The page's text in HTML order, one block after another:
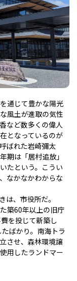
通じて豊かな陽光
風土が進取の気性
など数多くの偉人
となっているのが
ばれた岩崎彌太
期は「居村追放」
たという。こうい
なかなかわからな
は、市役所だ。
築60年以上の旧庁
を投じて新築し
ばかり。南海トラ
させ、森林環境譲
用したランドマー